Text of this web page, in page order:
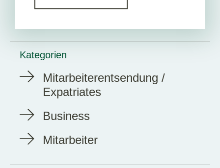
Kategorien
Mitarbeiterentsendung /
Expatriates
Business
Mitarbeiter